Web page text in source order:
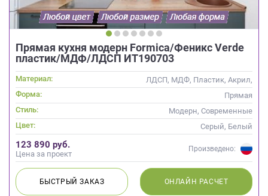
Прямая кухня модерн Formica/Феникс Verde
пластик/МДФ/ЛДСП ИТ190703
Материал:
ЛДСП, МДФ, Пластик, Акрил,
Alvic / УФ лак,
Интегрированная ручка
Форма:
Прямая
Стиль:
Модерн, Современные
Цвет:
Серый, Белый
123 890 руб.
Цена за проект
Произведено:
БЫСТРЫЙЗАКАЗ ОНЛАЙН РАСЧЕТ